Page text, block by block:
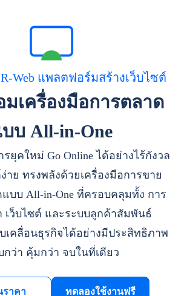
R-Web แพลตฟอร์มสร้างเว็บไซต์
เครื่องมือการตลาด
บ All-in-One
ยุคใหม่ Go Online ได้อย่างไร้กังวล
าย ทรงพลังด้วยเครื่องมือการขาย
บบ All-in-One ที่ครอบคลุมทั้ง การ
ว็บไซต์ และระบบลูกค้าสัมพันธ์
คลื่อนธุรกิจได้อย่างมีประสิทธิภาพ
กว่า คุ้มกว่า จบในที่เดียว
ราคา ทดลองใช้งานฟรี